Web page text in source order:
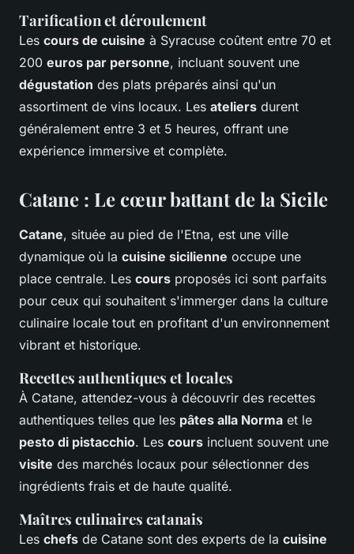
Tarification et déroulement
Les cours de cuisine à Syracuse coûtent entre 70 et
200 euros par personne, incluant souvent une
dégustation des plats préparés ainsi qu'un
assortiment de vins locaux. Les ateliers durent
généralement entre 3 et 5 heures, offrant une
expérience immersive et complète.
Catane : Le cœur battant de la Sicile
Catane, située au pied de l'Etna, est une ville
dynamique où la cuisine sicilienne occupe une
place centrale. Les cours proposés ici sont parfaits
pour ceux qui souhaitent s'immerger dans la culture
culinaire locale tout en profitant d'un environnement
vibrant et historique.
Recettes authentiques et locales
À Catane, attendez-vous à découvrir des recettes
authentiques telles que les pâtes alla Norma et le
pesto di pistacchio. Les cours incluent souvent une
visite des marchés locaux pour sélectionner des
ingrédients frais et de haute qualité.
Maîtres culinaires catanais
Les chefs de Catane sont des experts de la cuisine